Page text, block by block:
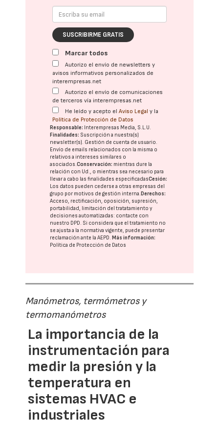
SUSCRIBIRME GRATIS
Marcar todos
Autorizo el envío de newsletters y
avisos informativos personalizados de
interempresas.net
Autorizo el envío de comunicaciones
de terceros vía interempresas.net
He leído y acepto elAviso Legal y la
Política de Protección de Datos
Responsable: Interempresas Media, S.L.U.
Finalidades: Suscripción a nuestra(s)
newsletter(s). Gestión de cuenta de usuario.
Envío de emails relacionados con la misma o
relativos a intereses similares o
asociados.Conservación: mientras dure la
relación con Ud., o mientras sea necesario para
llevar a cabo las finalidades especificadasCesión:
Los datos pueden cederse a otras empresas del
grupo por motivos de gestión interna. Derechos:
Acceso, rectificación, oposición, supresión,
portabilidad, limitación del tratatamiento y
decisiones automatizadas: contacte con
nuestro DPD. Si considera que el tratamiento no
se ajusta a la normativa vigente, puede presentar
reclamación ante laAEPD. Más información:
Política de Protección de Datos
Manómetros, termómetros y
termomanómetros
La importancia de la
instrumentación para
medir la presión y la
temperatura en
sistemas HVAC e
industriales